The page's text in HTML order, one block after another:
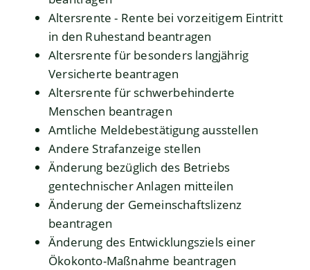
Altersrente - Rente bei vorzeitigem Eintritt
in den Ruhestand beantragen
Altersrente für besonders langjährig
Versicherte beantragen
Altersrente für schwerbehinderte
Menschen beantragen
Amtliche Meldebestätigung ausstellen
Andere Strafanzeige stellen
Änderung bezüglich des Betriebs
gentechnischer Anlagen mitteilen
Änderung der Gemeinschaftslizenz
beantragen
Änderung des Entwicklungsziels einer
Ökokonto-Maßnahme beantragen